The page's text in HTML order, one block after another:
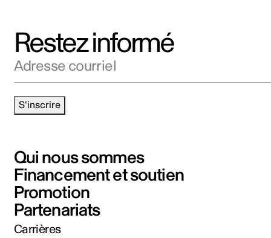
Restez informé
S'inscrire
Qui nous sommes
Financement et soutien
Promotion
Partenariats
Carrières